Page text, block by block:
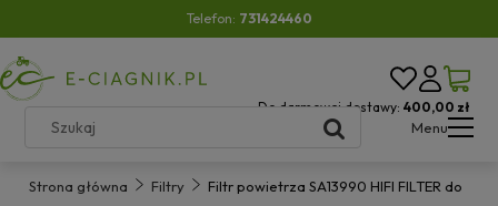
Telefon: 731424460
Do darmowej dostawy: 400,00 zł
Menu
Strona główna Filtry
Filtr powietrza SA13990 HIFI FILTER do